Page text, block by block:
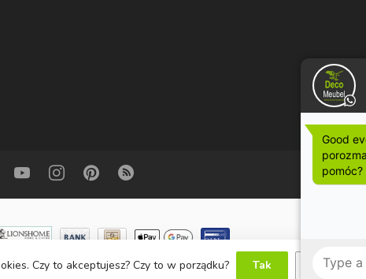
2023 DecoMeubel ®
Czy to akceptujesz? Czy to w porządku? Tak Nie